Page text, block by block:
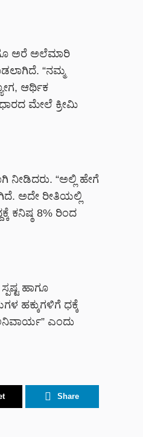
ಅರೆ ಅಲೆಮಾರಿ
“ನಮ್ಮ
ಆರ್ಥಿಕ
ಮೇಲೆ ಕ್ರೀಮಿ
“ಅಲ್ಲಿ ಹೇಗೆ
ಅದೇ ರೀತಿಯಲ್ಲಿ
ಕನಿಷ್ಠ 8% ರಿಂದ
ಹಾಗೂ
ಹಕ್ಕುಗಳಿಗೆ ಧಕ್ಕೆ
ಎಂದು
Share